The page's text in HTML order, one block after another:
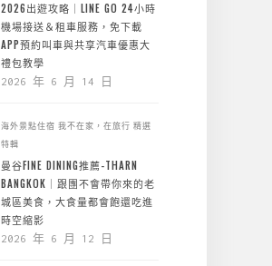
2026出遊攻略｜LINE GO 24小時
機場接送＆租車服務，免下載
APP預約叫車與共享汽車優惠大
禮包教學
2026 年 6 月 14 日
海外景點住宿 我不在家，在旅行 精選
特輯
曼谷FINE DINING推薦-THARN
BANGKOK｜跟團不會帶你來的老
城區美食，大食量都會飽還吃進
時空縮影
2026 年 6 月 12 日